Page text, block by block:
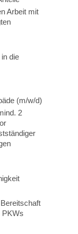
Arbeit mit
die
(m/w/d)
2
PKWs